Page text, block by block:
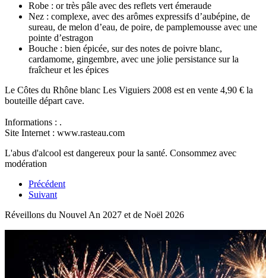
Robe : or très pâle avec des reflets vert émeraude
Nez : complexe, avec des arômes expressifs d’aubépine, de
sureau, de melon d’eau, de poire, de pamplemousse avec une
pointe d’estragon
Bouche : bien épicée, sur des notes de poivre blanc,
cardamome, gingembre, avec une jolie persistance sur la
fraîcheur et les épices
Le Côtes du Rhône blanc Les Viguiers 2008 est en vente 4,90 € la
bouteille départ cave.
Informations : .
Site Internet : www.rasteau.com
L'abus d'alcool est dangereux pour la santé. Consommez avec
modération
Précédent
Suivant
Réveillons du Nouvel An 2027 et de Noël 2026